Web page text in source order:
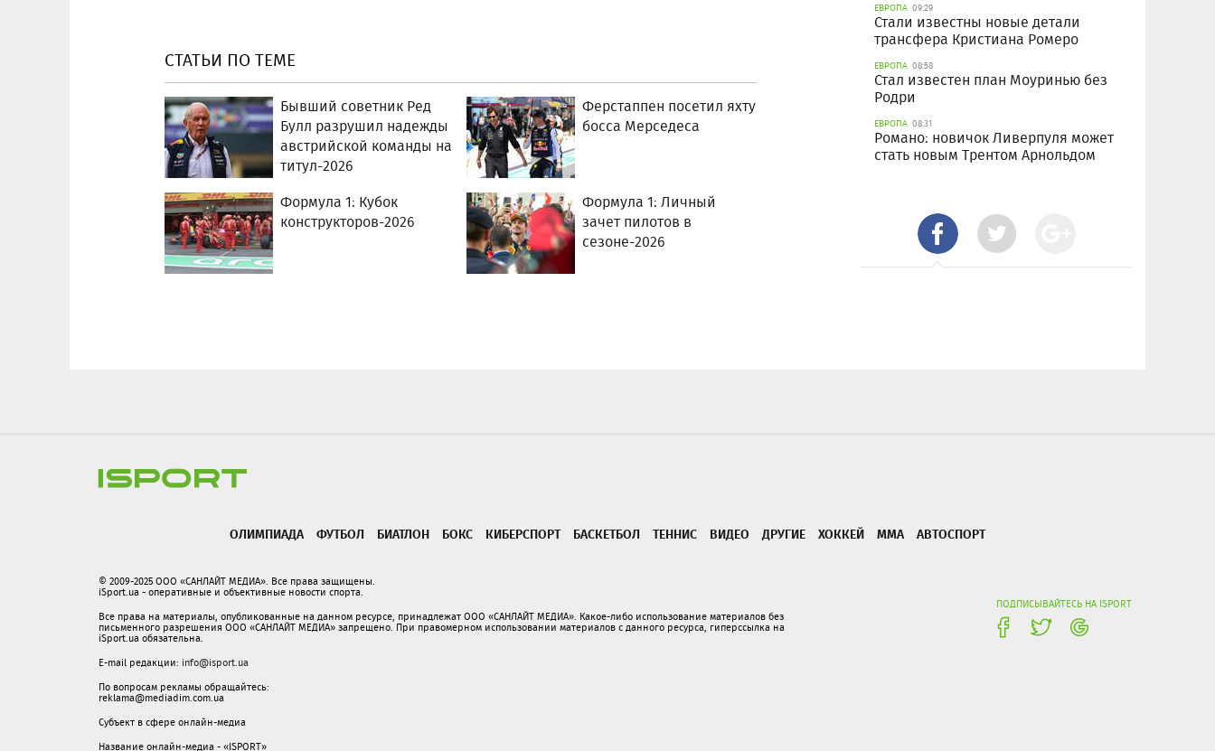
СТАТЬИ ПО ТЕМЕ
Бывший советник Ред
Булл разрушил надежды
австрийской команды на
титул-2026
Ферстаппен посетил яхту
босса Мерседеса
Формула 1: Кубок
конструкторов-2026
Формула 1: Личный
зачет пилотов в
сезоне-2026
ЕВРОПА 09:29
Стали известны новые детали
трансфера Кристиана Ромеро
ЕВРОПА 08:58
Стал известен план Моуринью без
Родри
ЕВРОПА 08:31
Романо: новичок Ливерпуля может
стать новым Трентом Арнольдом
ОЛИМПИАДА ФУТБОЛ БИАТЛОН БОКС КИБЕРСПОРТ БАСКЕТБОЛ ТЕННИС ВИДЕО ДРУГИЕ ХОККЕЙ ММА АВТОСПОРТ
ПОДПИСЫВАЙТЕСЬ НА ISPORT
© 2009-2025 ООО «САНЛАЙТ МЕДИА». Все права защищены.
iSport.ua - оперативные и объективные новости спорта.
Все права на материалы, опубликованные на данном ресурсе, принадлежат ООО «САНЛАЙТ МЕДИА». Какое-либо использование материалов без
письменного разрешения ООО «САНЛАЙТ МЕДИА» запрещено. При правомерном использовании материалов с данного ресурса, гиперссылка на
iSport.ua обязательна.
E-mail редакции: info@isport.ua
По вопросам рекламы обращайтесь:
reklama@mediadim.com.ua
Субъект в сфере онлайн-медиа
Название онлайн-медиа - «ISPORT»